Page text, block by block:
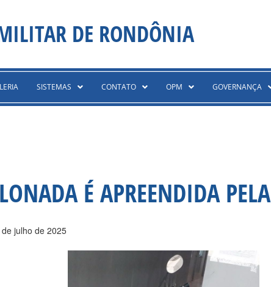
DE RONDÔNIA
SISTEMAS CONTATO OPM GOVERNANÇA
É APREENDIDA
julho de 2025